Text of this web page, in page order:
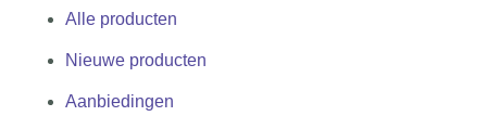
Alle producten
Nieuwe producten
Aanbiedingen